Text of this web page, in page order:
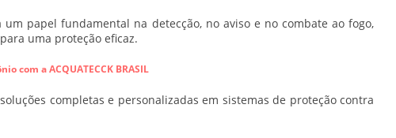
um papel fundamental na detecção, no aviso e no combate ao fogo,
uma proteção eficaz.
com a ACQUATECCK BRASIL
soluções completas e personalizadas em sistemas de proteção contra